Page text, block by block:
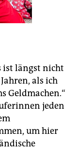
ist längst nicht
als ich
Geldmachen.“
jeden
um hier